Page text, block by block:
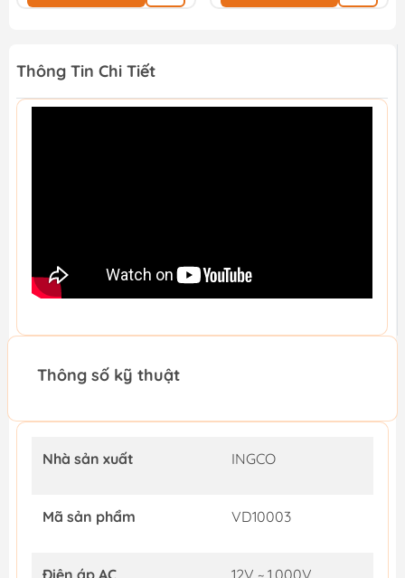
Thông Tin Chi Tiết
Thông số kỹ thuật
Nhà sản xuất INGCO
Mã sản phẩm VD10003